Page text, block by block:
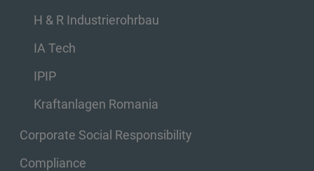
H & R Industrierohrbau
IA Tech
IPIP
Kraftanlagen Romania
Corporate Social Responsibility
Compliance